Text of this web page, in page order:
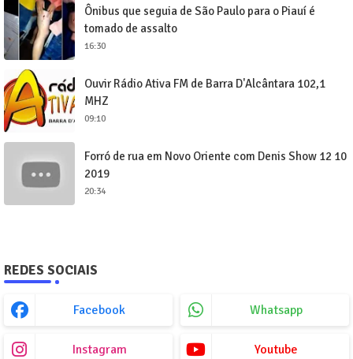
Ônibus que seguia de São Paulo para o Piauí é
tomado de assalto
16:30
Ouvir Rádio Ativa FM de Barra D'Alcântara 102,1
MHZ
09:10
Forró de rua em Novo Oriente com Denis Show 12 10
2019
20:34
REDES SOCIAIS
Facebook Whatsapp
Instagram Youtube